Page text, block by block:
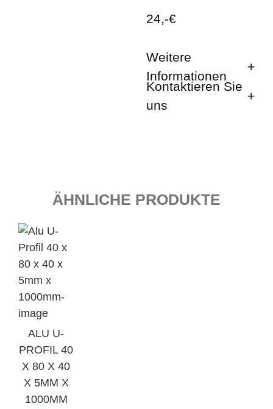
24,-€
Weitere
Informationen
Kontaktieren Sie
uns
ÄHNLICHE PRODUKTE
ALU U-
PROFIL 40
X 80 X 40
X 5MM X
1000MM